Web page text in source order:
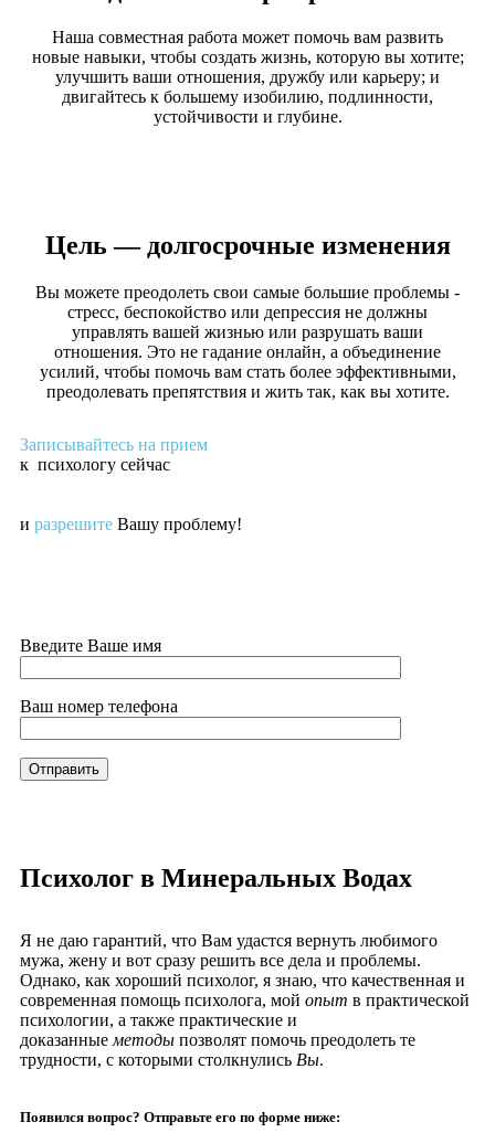
Наша совместная работа может помочь вам развить
новые навыки, чтобы создать жизнь, которую вы хотите;
улучшить ваши отношения, дружбу или карьеру; и
двигайтесь к большему изобилию, подлинности,
устойчивости и глубине.
Цель — долгосрочные изменения
Вы можете преодолеть свои самые большие проблемы -
стресс, беспокойство или депрессия не должны
управлять вашей жизнью или разрушать ваши
отношения. Это не гадание онлайн, а объединение
усилий, чтобы помочь вам стать более эффективными,
преодолевать препятствия и жить так, как вы хотите.
Записывайтесь на прием
к психологу сейчас
и разрешите Вашу проблему!
Введите Ваше имя
Ваш номер телефона
Психолог в Минеральных Водах
Я не даю гарантий, что Вам удастся вернуть любимого
мужа, жену и вот сразу решить все дела и проблемы.
Однако, как хороший психолог, я знаю, что качественная и
современная помощь психолога, мой опыт в практической
психологии, а также практические и
доказанные методы позволят помочь преодолеть те
трудности, с которыми столкнулись Вы.
Появился вопрос? Отправьте его по форме ниже: